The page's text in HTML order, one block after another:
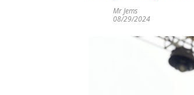
Mr Jems
08/29/2024